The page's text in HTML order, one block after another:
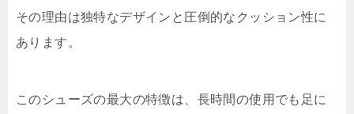
その理由は独特なデザインと圧倒的なクッション性に
あります。
このシューズの最大の特徴は、長時間の使用でも足に